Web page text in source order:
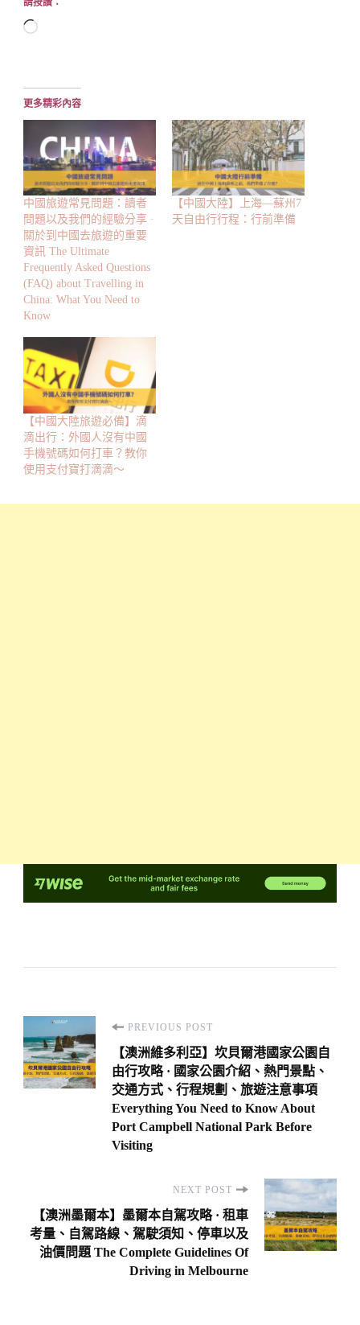
請按讚：
正
入...
更多精彩內容
中國旅遊常見問題：讀者
問題以及我們的經驗分享 ·
關於到中國去旅遊的重要
資訊 The Ultimate
Frequently Asked Questions
(FAQ) about Travelling in
China: What You Need to
Know
【中國大陸】上海—蘇州7
天自由行行程：行前準備
【中國大陸旅遊必備】滴
滴出行：外國人沒有中國
手機號碼如何打車？教你
使用支付寶打滴滴～
Post
Navigation
PREVIOUS POST
【澳洲維多利亞】坎貝爾港國家公園自
由行攻略 · 國家公園介紹、熱門景點、
交通方式、行程規劃、旅遊注意事項
Everything You Need to Know About
Port Campbell National Park Before
Visiting
NEXT POST
【澳洲墨爾本】墨爾本自駕攻略 · 租車
考量、自駕路線、駕駛須知、停車以及
油價問題 The Complete Guidelines Of
Driving in Melbourne